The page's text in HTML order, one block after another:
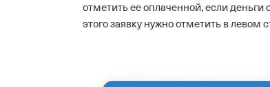
отметить ее оплаченной, если
этого заявку нужно отметить в левом